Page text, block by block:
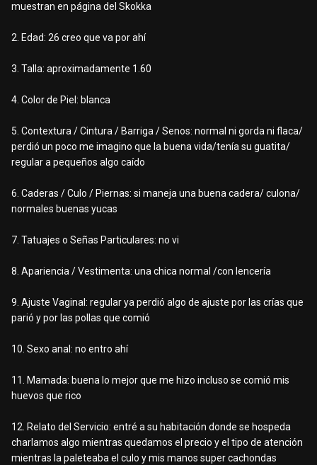
muestran en página del Skokka
2. Edad: 26 creo que va por ahí
3. Talla: aproximadamente 1.60
4. Color de Piel: blanca
5. Contextura / Cintura / Barriga / Senos: normal ni gorda ni flaca/
perdió un poco me imagino que la buena vida/tenía su guatita/
regular a pequeños algo caído
6. Caderas / Culo / Piernas: si maneja una buena cadera/ culona/
normales buenas yucas
7. Tatuajes o Señas Particulares: no vi
8. Apariencia / Vestimenta: una chica normal /con lencería
9. Ajuste Vaginal: regular ya perdió algo de ajuste por las crías que
parió y por las pollas que comió
10. Sexo anal: no entro ahí
11. Mamada: buena lo mejor que me hizo incluso se comió mis
huevos que rico
12. Relato del Servicio: entré a su habitación donde se hospeda
charlamos algo mientras quedamos el precio y el tipo de atención
mientras la paleteaba el culo y mis manos super cachondas